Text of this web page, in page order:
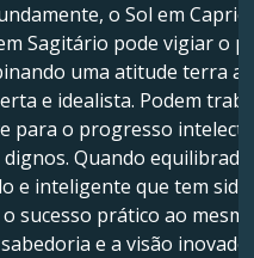
o Sol em
Sagitário pode vigiar o
uma atitude terra a
e idealista. Podem
para o progresso
Quando
e inteligente que tem sido
sucesso prático ao
e a visão